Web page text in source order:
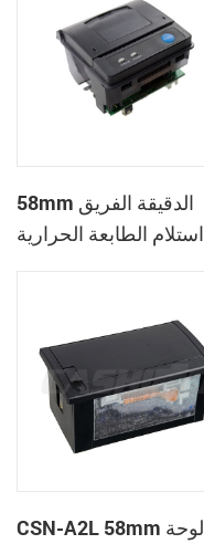
58mm الدقيقة الفريق
استلام الطابعة الحرارية
CSN-A2L 58mm لوحة